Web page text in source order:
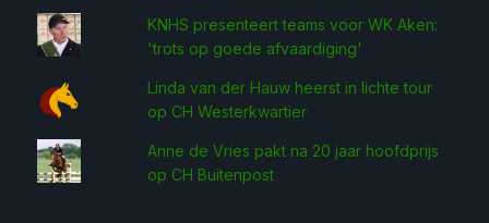
KNHS presenteert teams voor WK Aken:
'trots op goede afvaardiging'
Linda van der Hauw heerst in lichte tour
op CH Westerkwartier
Anne de Vries pakt na 20 jaar hoofdprijs
op CH Buitenpost